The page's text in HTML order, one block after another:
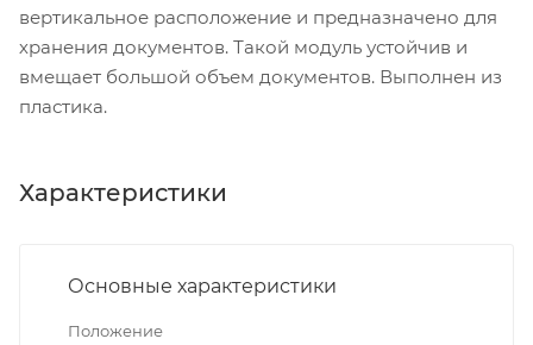
вертикальное расположение и предназначено для
хранения документов. Такой модуль устойчив и
вмещает большой объем документов. Выполнен из
пластика.
Характеристики
Основные характеристики
Положение